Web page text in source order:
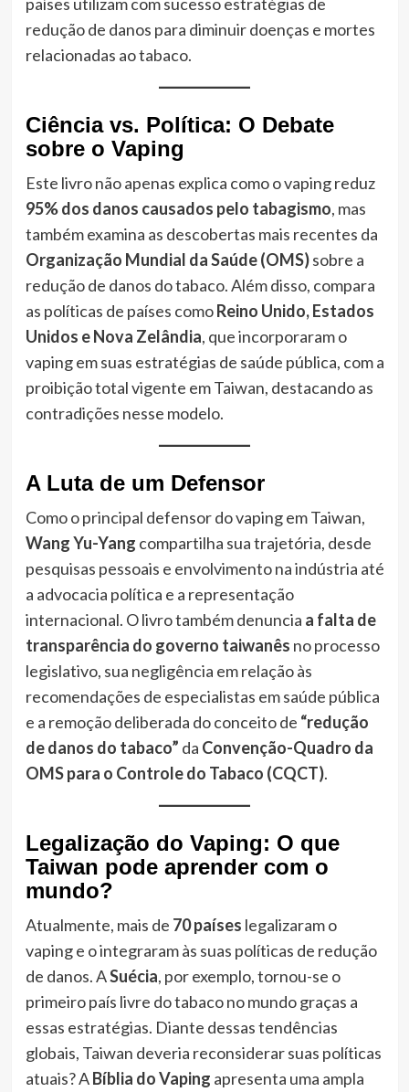
redução de danos para diminuir doenças e mortes
relacionadas ao tabaco.
Ciência vs. Política: O Debate
sobre o Vaping
Este livro não apenas explica como o vaping reduz
95% dos danos causados pelo tabagismo, mas
também examina as descobertas mais recentes da
Organização Mundial da Saúde (OMS)sobre a
redução de danos do tabaco. Além disso, compara
as políticas de países comoReino Unido, Estados
Unidos e Nova Zelândia, que incorporaram o
vaping em suas estratégias de saúde pública, com a
proibição total vigente em Taiwan, destacando as
contradições nesse modelo.
A Luta de um Defensor
Como o principal defensor do vaping em Taiwan,
Wang Yu-Yang compartilha sua trajetória, desde
pesquisas pessoais e envolvimento na indústria até
a advocacia política e a representação
internacional. O livro também denuncia a falta de
transparência do governo taiwanês no processo
legislativo, sua negligência em relação às
recomendações de especialistas em saúde pública
e a remoção deliberada do conceito de “redução
de danos do tabaco” da Convenção-Quadro da
OMS para o Controle do Tabaco (CQCT).
Legalização do Vaping: O que
Taiwan pode aprender com o
mundo?
Atualmente, mais de 70 países legalizaram o
vaping e o integraram às suas políticas de redução
de danos. ASuécia, por exemplo, tornou-se o
primeiro país livre do tabaco no mundo graças a
essas estratégias. Diante dessas tendências
globais, Taiwan deveria reconsiderar suas políticas
atuais? ABíblia do Vaping apresenta uma ampla